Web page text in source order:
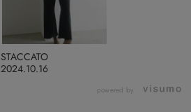
2024.10.16
STACCATO
powered by